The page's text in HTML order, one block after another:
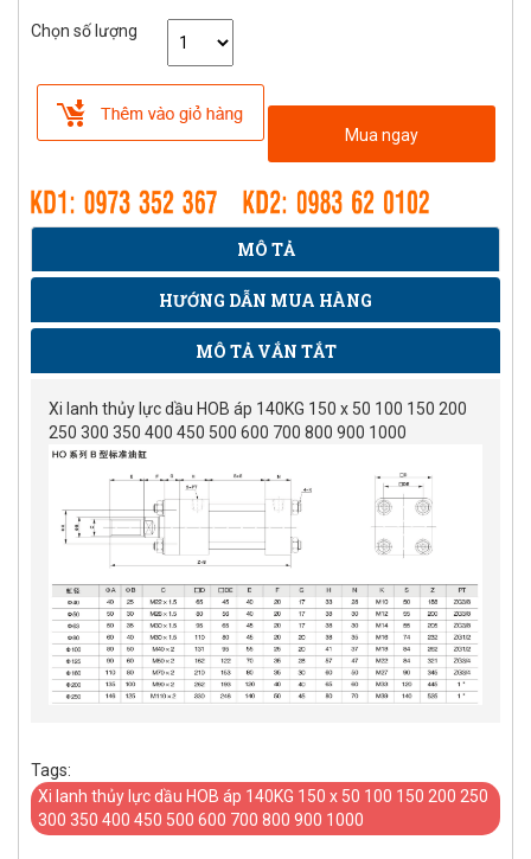
Chọn số lượng
Mua ngay
MÔ TẢ
HƯỚNG DẪN MUA HÀNG
MÔ TẢ VẮN TẮT
Xi lanh thủy lực dầu HOB áp 140KG 150 x 50 100 150 200
250 300 350 400 450 500 600 700 800 900 1000
Tags:
Xi lanh thủy lực dầu HOB áp 140KG 150 x 50 100 150 200 250
300 350 400 450 500 600 700 800 900 1000